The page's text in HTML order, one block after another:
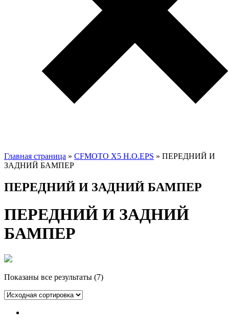
Главная страница » CFMOTO X5 H.O.EPS » ПЕРЕДНИЙ И
ЗАДНИЙ БАМПЕР
ПЕРЕДНИЙ И ЗАДНИЙ БАМПЕР
ПЕРЕДНИЙ И ЗАДНИЙ
БАМПЕР
Показаны все результаты (7)